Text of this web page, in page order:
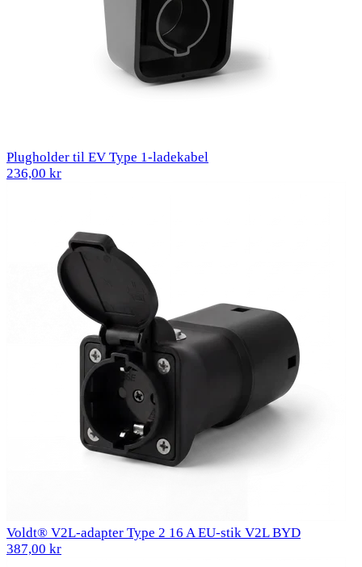
Plugholder til EV Type 1-ladekabel
236,00 kr
Voldt® V2L-adapter Type 2 16 A EU-stik V2L BYD
387,00 kr